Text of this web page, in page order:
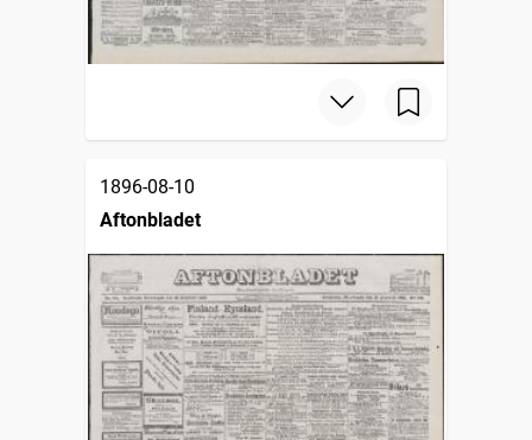
1896-08-10
Aftonbladet